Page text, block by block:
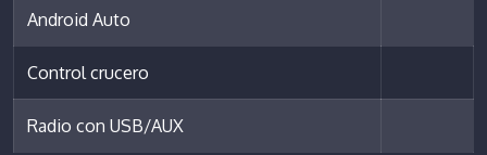
Android Auto
Control crucero
Radio con USB/AUX